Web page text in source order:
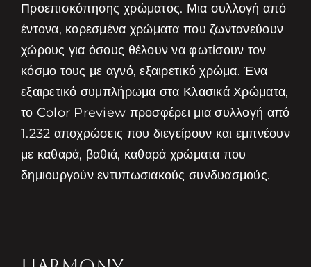
Προεπισκόπησης χρώματος. Μια συλλογή από
έντονα, κορεσμένα χρώματα που ζωντανεύουν
χώρους για όσους θέλουν να φωτίσουν τον
κόσμο τους με αγνό, εξαιρετικό χρώμα. Ένα
εξαιρετικό συμπλήρωμα στα Κλασικά Χρώματα,
το Color Preview προσφέρει μια συλλογή από
1.232 αποχρώσεις που διεγείρουν και εμπνέουν
με καθαρά, βαθιά, καθαρά χρώματα που
δημιουργούν εντυπωσιακούς συνδυασμούς.